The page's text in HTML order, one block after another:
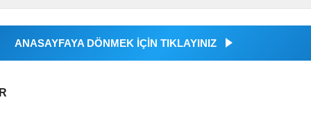
ANASAYFAYA DÖNMEK İÇİN TIKLAYINIZ